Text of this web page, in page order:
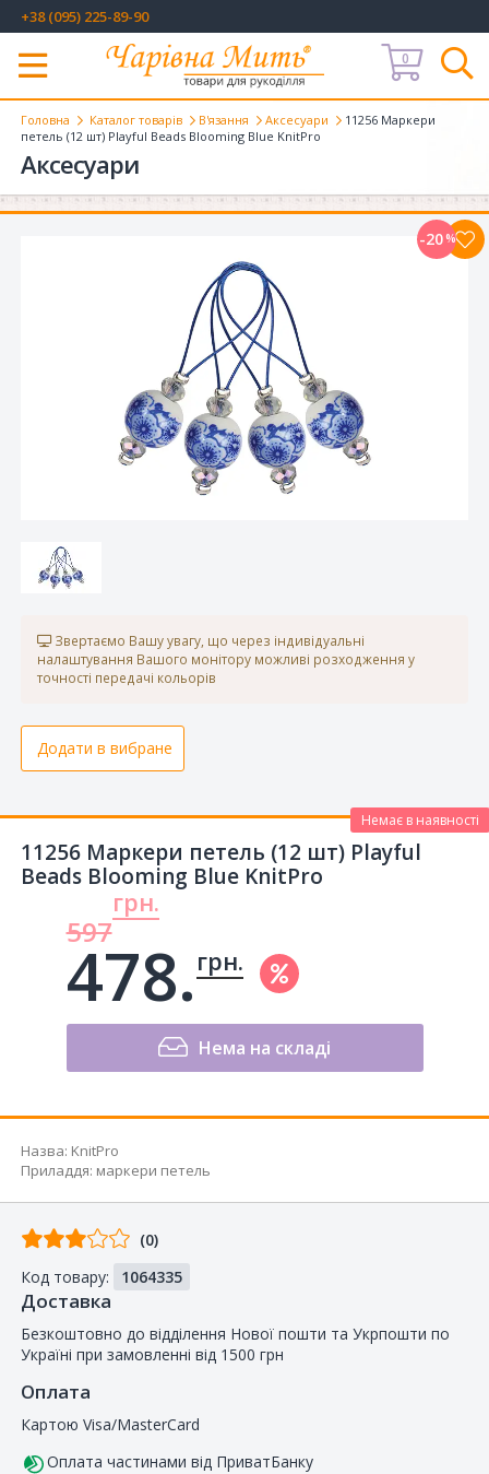
+38 (095) 225-89-90
Меню
0
Головна Каталог товарів В'язання Аксесуари
11256 Маркери
петель (12 шт) Playful Beads Blooming Blue KnitPro
Аксесуари
Звертаємо Вашу увагу, що через індивідуальні
налаштування Вашого монітору можливі розходження у
точності передачі кольорів
Додати в вибране
-20%
11256 Маркери петель (12 шт) Playful
Beads Blooming Blue KnitPro
Немає в наявності
597
грн.
478. грн.
Нема на складі
Назва: KnitPro
Приладдя: маркери петель
Відгуків
покупців
(0)
Код товару:
1064335
Доставка
Безкоштовно до відділення Нової пошти та Укрпошти по
Україні при замовленні від 1500 грн
Оплата
Картою Visa/MasterCard
Оплата частинами від ПриватБанку